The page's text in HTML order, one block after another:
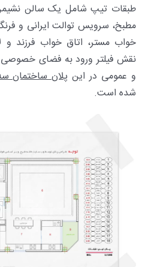
طبقات تیپ شامل یک سالن
مطبخ، سرویس توالت ایرانی و
خواب مستر، اتاق خواب فرزند
نقش فیلتر ورود به فضای
و عمومی در این پلان ساختمان
شده است.